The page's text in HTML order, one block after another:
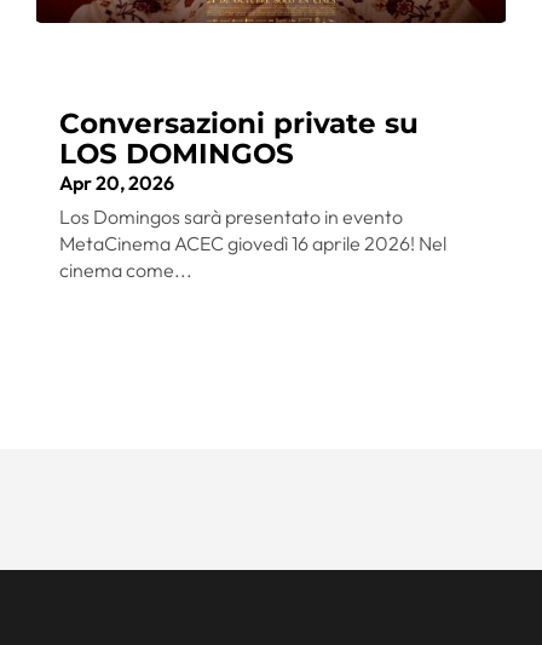
Conversazioni private su
LOS DOMINGOS
Apr 20, 2026
Los Domingos sarà presentato in evento
MetaCinema ACEC giovedì 16 aprile 2026! Nel
cinema come...